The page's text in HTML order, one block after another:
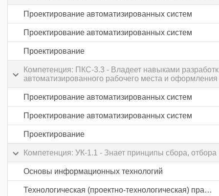
Проектирование автоматизированных систем
Проектирование автоматизированных систем
Проектирование
Компетенция: ПКС-3.3 - Владеет навыками
автоматизированного рабочего места и
Проектирование автоматизированных систем
Проектирование автоматизированных систем
Проектирование
Компетенция: УК-1.1 - Знает принципы сбора,
Основы информационных технологий
Технологическая (проектно-технологическая) практика